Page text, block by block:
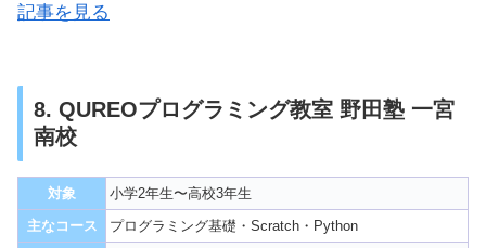
記事を見る
8. QUREOプログラミング教室 野田塾 一宮
南校
対象
小学2年生〜高校3年生
主なコース
プログラミング基礎・Scratch・Python